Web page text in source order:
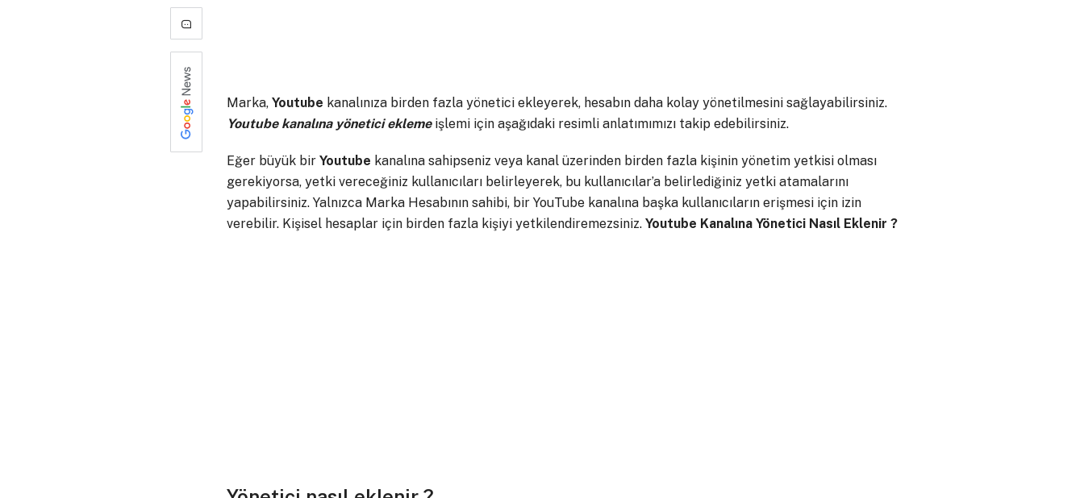
-
1
Marka, Youtube kanalınıza birden fazla yönetici ekleyerek, hesabın daha kolay yönetilmesini sağlayabilirsiniz.
Youtube kanalına yönetici eklemeişlemi için aşağıdaki resimli anlatımımızı takip edebilirsiniz.
Eğer büyük bir Youtube kanalına sahipseniz veya kanal üzerinden birden fazla kişinin yönetim yetkisi olması
gerekiyorsa, yetki vereceğiniz kullanıcıları belirleyerek, bu kullanıcılar’a belirlediğiniz yetki atamalarını
yapabilirsiniz. Yalnızca Marka Hesabının sahibi, bir YouTube kanalına başka kullanıcıların erişmesi için izin
verebilir. Kişisel hesaplar için birden fazla kişiyi yetkilendiremezsiniz. Youtube Kanalına Yönetici Nasıl Eklenir ?